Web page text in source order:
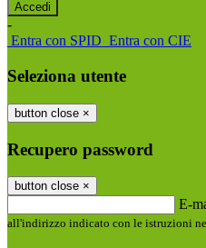
-
Entra con SPID Entra con CIE
Seleziona utente
button close ×
Recupero password
button close ×
E-
all'indirizzo indicato con le istruzioni